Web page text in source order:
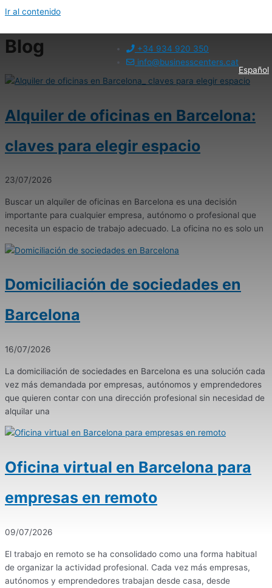
Ir al contenido
+34 934 920 350
info@businesscenters.cat
Español
Blog
Alquiler de oficinas en Barcelona:
claves para elegir espacio
23/07/2026
Buscar un alquiler de oficinas en Barcelona es una decisión
importante para cualquier empresa, autónomo o profesional que
necesita un espacio de trabajo adecuado. La oficina no es solo un
Domiciliación de sociedades en
Barcelona
16/07/2026
La domiciliación de sociedades en Barcelona es una solución cada
vez más demandada por empresas, autónomos y emprendedores
que quieren contar con una dirección profesional sin necesidad de
alquilar una
Oficina virtual en Barcelona para
empresas en remoto
09/07/2026
El trabajo en remoto se ha consolidado como una forma habitual
de organizar la actividad profesional. Cada vez más empresas,
autónomos y emprendedores trabajan desde casa, desde